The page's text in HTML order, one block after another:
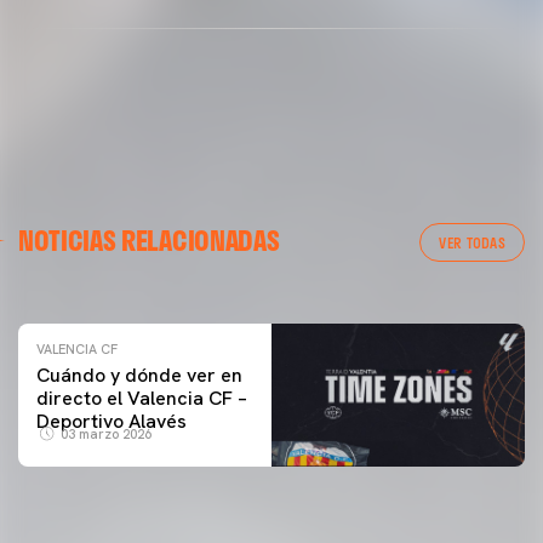
NOTICIAS RELACIONADAS VER TODAS
ENTRENAMIENTO DEL VALENCIA CF 04/03/26
VALENCIA CF
Cuándo y dónde ver en
directo el Valencia CF –
Deportivo Alavés
03 marzo 2026